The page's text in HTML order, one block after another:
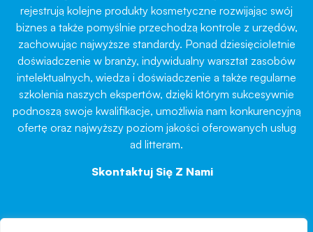
rejestrują kolejne produkty kosmetyczne rozwijając swój
biznes a także pomyślnie przechodzą kontrole z urzędów,
zachowując najwyższe standardy. Ponad dziesięcioletnie
doświadczenie w branży, indywidualny warsztat zasobów
intelektualnych, wiedza i doświadczenie a także regularne
szkolenia naszych ekspertów, dzięki którym sukcesywnie
podnoszą swoje kwalifikacje, umożliwia nam konkurencyjną
ofertę oraz najwyższy poziom jakości oferowanych usług
ad litteram.
Skontaktuj Się Z Nami